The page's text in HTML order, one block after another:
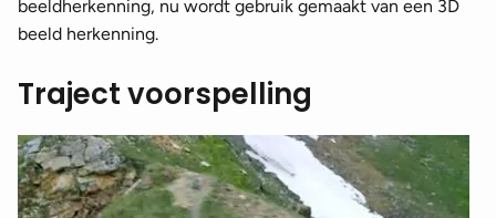
beeldherkenning, nu wordt gebruik gemaakt van een 3D
beeld herkenning.
Traject voorspelling